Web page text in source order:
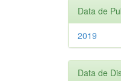
Data de
2019
Data de